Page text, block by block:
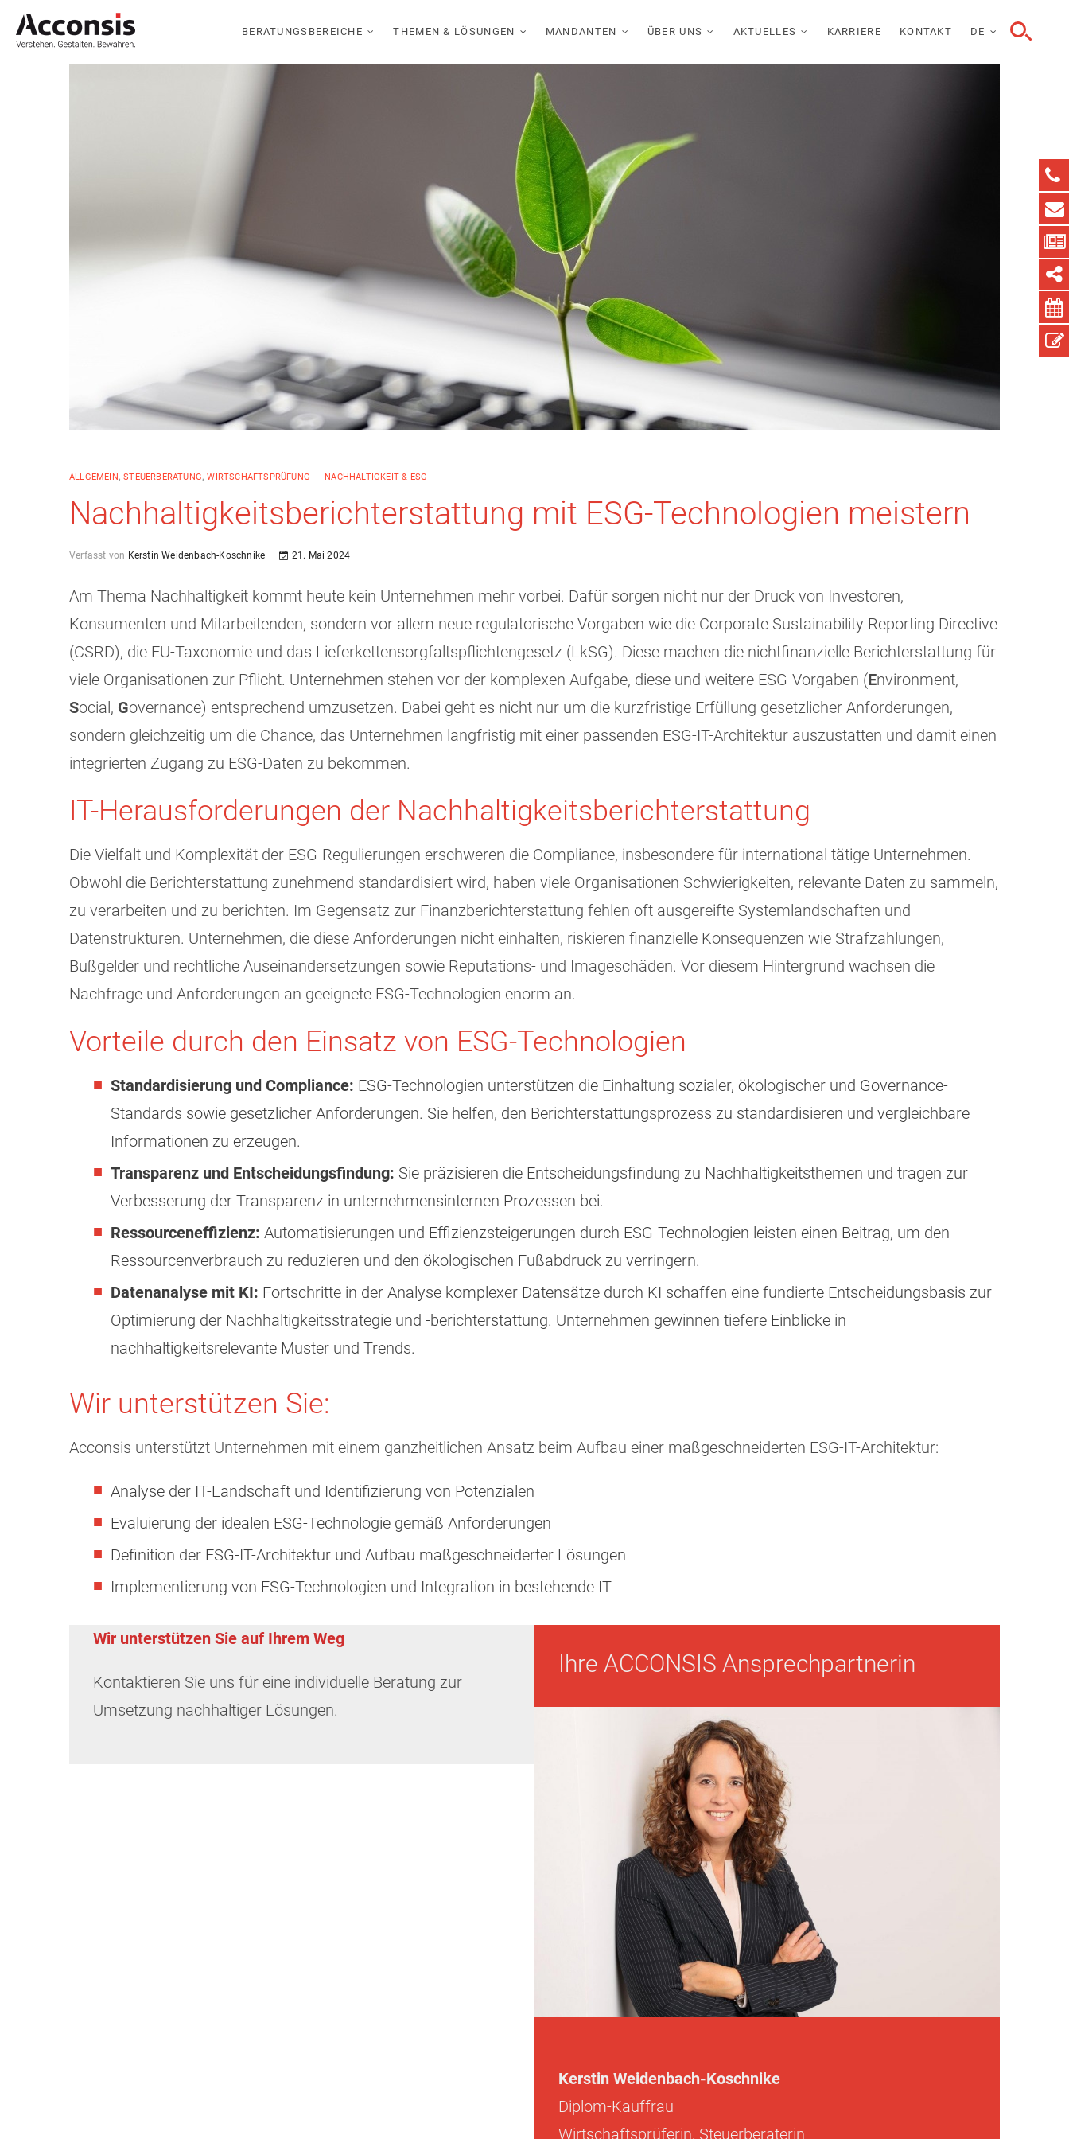
BERATUNGSBEREICHE THEMEN & LÖSUNGEN MANDANTEN ÜBER UNS AKTUELLES KARRIERE KONTAKT DE
ALLGEMEIN,STEUERBERATUNG,WIRTSCHAFTSPRÜFUNG NACHHALTIGKEIT & ESG
Nachhaltigkeitsberichterstattung mit ESG-Technologien meistern
Verfasst von Kerstin Weidenbach-Koschnike 21. Mai 2024
Am Thema Nachhaltigkeit kommt heute kein Unternehmen mehr vorbei. Dafür sorgen nicht nur der Druck von Investoren,
Konsumenten und Mitarbeitenden, sondern vor allem neue regulatorische Vorgaben wie die Corporate Sustainability Reporting Directive
(CSRD), die EU-Taxonomie und das Lieferkettensorgfaltspflichtengesetz (LkSG). Diese machen die nichtfinanzielle Berichterstattung für
viele Organisationen zur Pflicht. Unternehmen stehen vor der komplexen Aufgabe, diese und weitere ESG-Vorgaben (Environment,
Social, Governance) entsprechend umzusetzen. Dabei geht es nicht nur um die kurzfristige Erfüllung gesetzlicher Anforderungen,
sondern gleichzeitig um die Chance, das Unternehmen langfristig mit einer passenden ESG-IT-Architektur auszustatten und damit einen
integrierten Zugang zu ESG-Daten zu bekommen.
IT-Herausforderungen der Nachhaltigkeitsberichterstattung
Die Vielfalt und Komplexität der ESG-Regulierungen erschweren die Compliance, insbesondere für international tätige Unternehmen.
Obwohl die Berichterstattung zunehmend standardisiert wird, haben viele Organisationen Schwierigkeiten, relevante Daten zu sammeln,
zu verarbeiten und zu berichten. Im Gegensatz zur Finanzberichterstattung fehlen oft ausgereifte Systemlandschaften und
Datenstrukturen. Unternehmen, die diese Anforderungen nicht einhalten, riskieren finanzielle Konsequenzen wie Strafzahlungen,
Bußgelder und rechtliche Auseinandersetzungen sowie Reputations- und Imageschäden. Vor diesem Hintergrund wachsen die
Nachfrage und Anforderungen an geeignete ESG-Technologien enorm an.
Vorteile durch den Einsatz von ESG-Technologien
Standardisierung und Compliance: ESG-Technologien unterstützen die Einhaltung sozialer, ökologischer und Governance-
Standards sowie gesetzlicher Anforderungen. Sie helfen, den Berichterstattungsprozess zu standardisieren und vergleichbare
Informationen zu erzeugen.
Transparenz und Entscheidungsfindung: Sie präzisieren die Entscheidungsfindung zu Nachhaltigkeitsthemen und tragen zur
Verbesserung der Transparenz in unternehmensinternen Prozessen bei.
Ressourceneffizienz: Automatisierungen und Effizienzsteigerungen durch ESG-Technologien leisten einen Beitrag, um den
Ressourcenverbrauch zu reduzieren und den ökologischen Fußabdruck zu verringern.
Datenanalyse mit KI: Fortschritte in der Analyse komplexer Datensätze durch KI schaffen eine fundierte Entscheidungsbasis zur
Optimierung der Nachhaltigkeitsstrategie und -berichterstattung. Unternehmen gewinnen tiefere Einblicke in
nachhaltigkeitsrelevante Muster und Trends.
Wir unterstützen Sie:
Acconsis unterstützt Unternehmen mit einem ganzheitlichen Ansatz beim Aufbau einer maßgeschneiderten ESG-IT-Architektur:
Analyse der IT-Landschaft und Identifizierung von Potenzialen
Evaluierung der idealen ESG-Technologie gemäß Anforderungen
Definition der ESG-IT-Architektur und Aufbau maßgeschneiderter Lösungen
Implementierung von ESG-Technologien und Integration in bestehende IT
Wir unterstützen Sie auf Ihrem Weg
Kontaktieren Sie uns für eine individuelle Beratung zur
Umsetzung nachhaltiger Lösungen.
Ihre ACCONSIS Ansprechpartnerin
Kerstin Weidenbach-Koschnike
Diplom-Kauffrau
Wirtschaftsprüferin, Steuerberaterin